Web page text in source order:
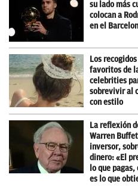
su lado más
colocan a
en el
Los recogidos
favoritos de
celebrities
sobrevivir al
con estilo
La reflexión
Warren
inversor,
dinero: «El
lo que
es lo que